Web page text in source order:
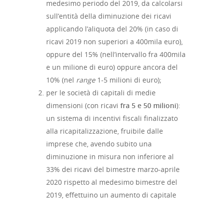
medesimo periodo del 2019, da calcolarsi
sull’entità della diminuzione dei ricavi
applicando l’aliquota del 20% (in caso di
ricavi 2019 non superiori a 400mila euro),
oppure del 15% (nell’intervallo fra 400mila
e un milione di euro) oppure ancora del
10% (nel range1-5 milioni di euro);
per le società di capitali di medie
dimensioni (con ricavi fra 5 e 50 milioni):
un sistema di incentivi fiscali finalizzato
alla ricapitalizzazione, fruibile dalle
imprese che, avendo subito una
diminuzione in misura non inferiore al
33% dei ricavi del bimestre marzo-aprile
2020 rispetto al medesimo bimestre del
2019, effettuino un aumento di capitale
Strumenti
digitali
Crowdinvesting Hub
ESGpass
Portale Agevolazioni
Finance Digital Index
Libra – La Suite
Skill UP